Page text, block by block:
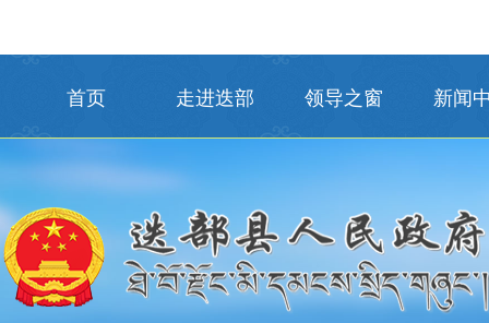
首页 走进迭部 领导之窗 新闻